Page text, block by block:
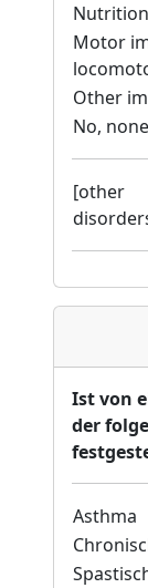
Motor
Other
No,
[other
Ist von
der
Asthma